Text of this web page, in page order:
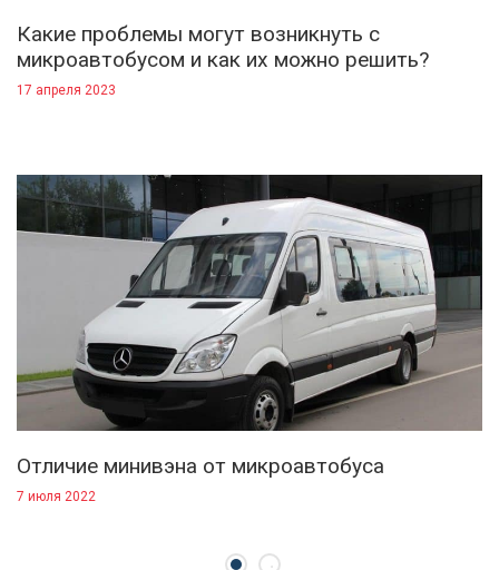
Какие проблемы могут возникнуть с
микроавтобусом и как их можно решить?
17 апреля 2023
Отличие минивэна от микроавтобуса
7 июля 2022